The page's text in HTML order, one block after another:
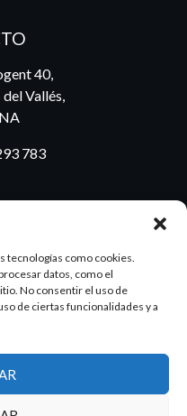
tecnologías como cookies.
datos, como el
No consentir el uso de
de ciertas funcionalidades y a
40,
Vallés,
783
reservados.